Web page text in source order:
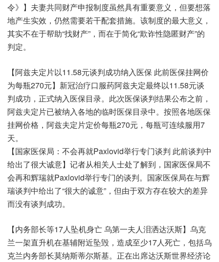
令》】夫妻共同财产申报制度虽然具有重要意义，但要想落
地产生实效，仍然需要若干配套措施。该制度的最大意义，
其实不在于帮助“找财产”，而在于简化“欺诈性隐匿财产”的
判定。
【阿兹夫定片以11.58元谈判成功纳入医保 此前医保挂网价
为每瓶270元】新冠治疗口服药阿兹夫定最终以11.58元谈
判成功，正式纳入医保目录。此次医保谈判结果公布之前，
阿兹夫定片已被纳入各地的临时医保目录中。按照各地医保
挂网价格，阿兹夫定片定价每瓶270元，每瓶可连续服用7
天。
【国家医保局：不会再就Paxlovid举行专门谈判 此前谈判中
给出了很大诚意】记者从相关人士处了解到，国家医保局不
会再和辉瑞就Paxlovid举行专门的谈判。国家医保局在与辉
瑞谈判中给出了“很大的诚意”，但由于双方存在较大的差异
而没有谈判成功。
【内务部长等17人坠机身亡 乌第一夫人泪洒达沃斯】乌克
兰一架直升机在基辅附近坠毁，造成至少17人死亡，包括乌
克兰内务部长莫纳斯蒂尔斯基。正在出席达沃斯世界经济论